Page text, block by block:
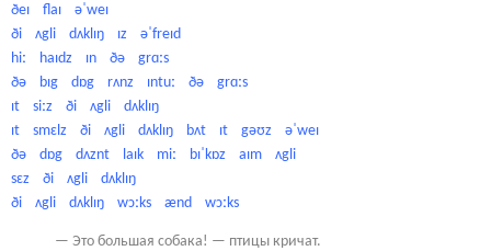
ðeɪ
flaɪ
əˈweɪ
ði
ʌgli dʌklɪŋ ɪz
əˈfreɪd
hiː
haɪdz ɪn ðə
grɑːs
ðə
bɪg dɒg rʌnz ɪntuː ðə
grɑːs
ɪt
siːz ði ʌgli
dʌklɪŋ
ɪt
smɛlz ði ʌgli dʌklɪŋ bʌt ɪt gəʊz
əˈweɪ
ðə
dɒg dʌznt laɪk miː bɪˈkɒz aɪm
ʌgli
sɛz
ði ʌgli
dʌklɪŋ
ði
ʌgli dʌklɪŋ wɔːks ænd wɔːks
— Это большая собака! — птицы кричат.